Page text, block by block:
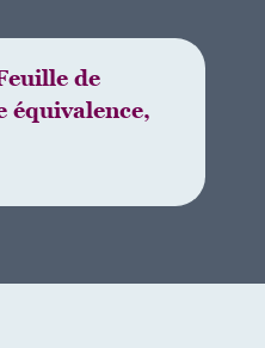
de
équivalence,